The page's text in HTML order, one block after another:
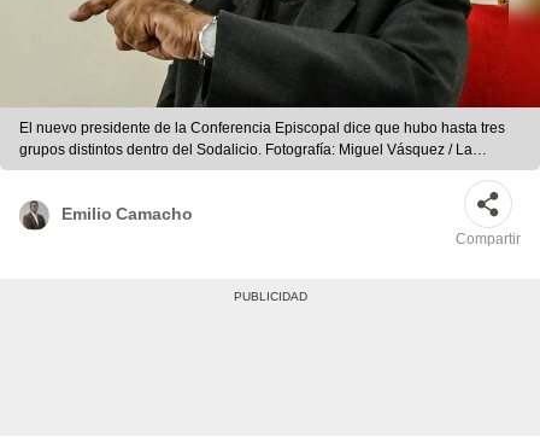
El nuevo presidente de la Conferencia Episcopal dice que hubo hasta tres
grupos distintos dentro del Sodalicio. Fotografía: Miguel Vásquez / La
República
Emilio Camacho
Compartir